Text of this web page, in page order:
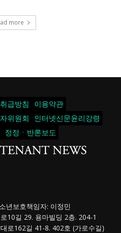
more
급방침
이용약관
위원회
인터넷신문윤리강령
정정ㆍ반론보도
년보호책임자: 이정민
10길 29. 용마빌딩 2층. 204-1
로162길 41-8. 402호 (가로수길)